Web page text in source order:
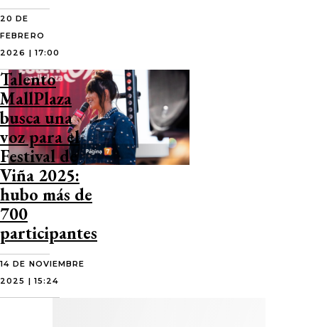
20 DE
FEBRERO
2026 | 17:00
Talento
MallPlaza
busca una
voz para el
Festival de
Viña 2025:
hubo más de
700
participantes
14 DE NOVIEMBRE
2025 | 15:24